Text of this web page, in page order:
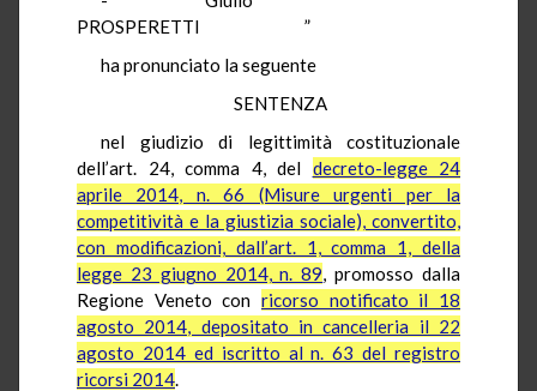
PROSPERETTI ”
ha pronunciato la seguente
SENTENZA
nel giudizio di legittimità costituzionale
dell’art. 24, comma 4, del decreto-legge 24
aprile 2014, n. 66 (Misure urgenti per la
competitività e la giustizia sociale), convertito,
con modificazioni, dall’art. 1, comma 1, della
legge 23 giugno 2014, n. 89, promosso dalla
Regione Veneto con ricorso notificato il 18
agosto 2014, depositato in cancelleria il 22
agosto 2014 ed iscritto al n. 63 del registro
ricorsi 2014.